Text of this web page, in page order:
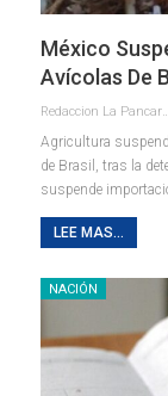
México
Avícolas De
Redaccion La Pancarta De Quintana Roo
Agricultura
de Brasil, tras la
suspende
LEE MAS...
NACIÓN